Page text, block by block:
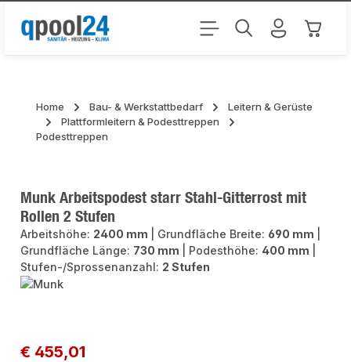
Zum Hauptinhalt springen
Home Bau- & Werkstattbedarf
Leitern & Gerüste
Plattformleitern & Podesttreppen
Podesttreppen
Munk Arbeitspodest starr Stahl-Gitterrost mit
Rollen 2 Stufen
Arbeitshöhe: 2400 mm Grundfläche Breite: 690 mm
Grundfläche Länge: 730 mm Podesthöhe: 400 mm
Stufen-/Sprossenanzahl: 2 Stufen
Regulärer Preis:
€ 455,01